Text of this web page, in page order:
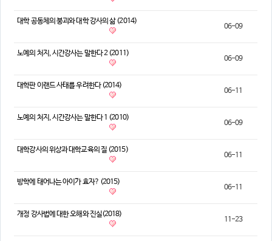
대학 공동체의 붕괴와 대학 강사의 삶 (2014)
06-09
노예의 처지, 시간강사는 말한다 2 (2011)
06-09
대학판 이랜드 사태를 우려한다 (2014)
06-11
노예의 처지, 시간강사는 말한다 1 (2010)
06-09
대학강사의 위상과 대학교육의 질 (2015)
06-11
방학에 태어나는 아이가 효자? (2015)
06-11
개정 강사법에 대한 오해와 진실(2018)
11-23